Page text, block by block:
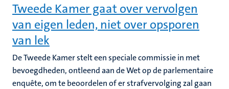
Tweede Kamer gaat over vervolgen
van eigen leden, niet over opsporen
van lek
De Tweede Kamer stelt een speciale commissie in met
bevoegdheden, ontleend aan de Wet op de parlementaire
enquête, om te beoordelen of er strafvervolging zal gaan